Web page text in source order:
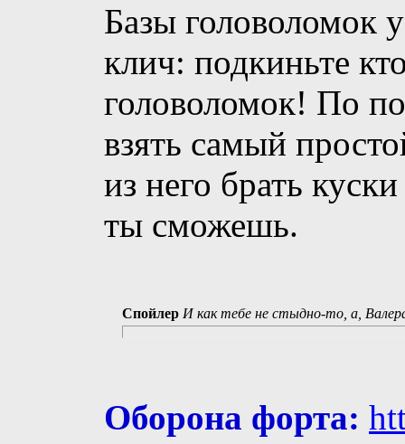
Базы головоломок
клич: подкиньте
головоломок! По
взять самый
из него брать
ты сможешь.
Спойлер И как тебе не стыдно-то, а,
Оборона форта: